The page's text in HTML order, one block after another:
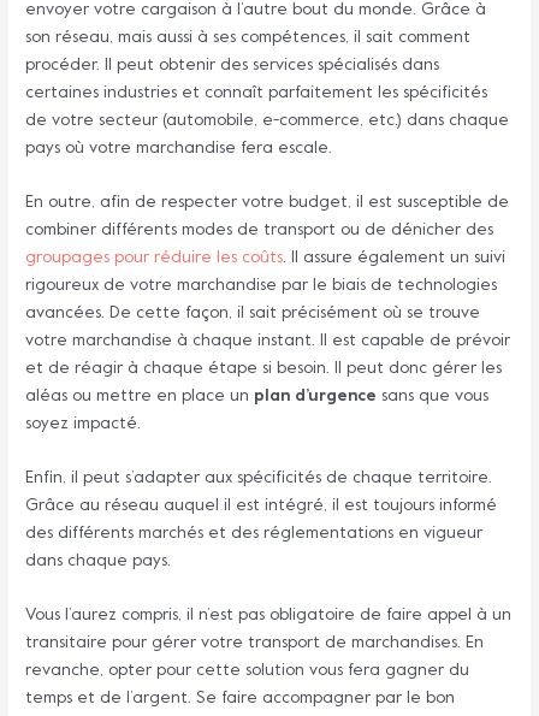
envoyer votre cargaison à l’autre bout du monde. Grâce à
son réseau, mais aussi à ses compétences, il sait comment
procéder. Il peut obtenir des services spécialisés dans
certaines industries et connaît parfaitement les spécificités
de votre secteur (automobile, e-commerce, etc.) dans chaque
pays où votre marchandise fera escale.
En outre, afin de respecter votre budget, il est susceptible de
combiner différents modes de transport ou de dénicher des
groupages pour réduire les coûts. Il assure également un suivi
rigoureux de votre marchandise par le biais de technologies
avancées. De cette façon, il sait précisément où se trouve
votre marchandise à chaque instant. Il est capable de prévoir
et de réagir à chaque étape si besoin. Il peut donc gérer les
aléas ou mettre en place un plan d’urgence sans que vous
soyez impacté.
Enfin, il peut s’adapter aux spécificités de chaque territoire.
Grâce au réseau auquel il est intégré, il est toujours informé
des différents marchés et des réglementations en vigueur
dans chaque pays.
Vous l’aurez compris, il n’est pas obligatoire de faire appel à un
transitaire pour gérer votre transport de marchandises. En
revanche, opter pour cette solution vous fera gagner du
temps et de l’argent. Se faire accompagner par le bon